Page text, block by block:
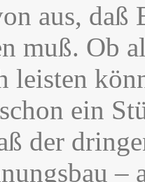
aus,
muß. Ob
leisten
ein
der
–